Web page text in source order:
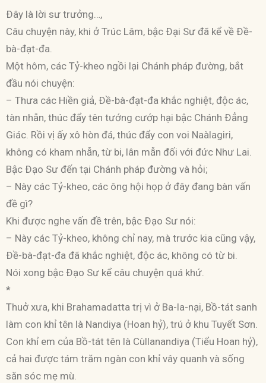
Ðây là lời sư trưởng…,
Câu chuyện này, khi ở Trúc Lâm, bậc Ðại Sư đã kể về Ðề-
bà-đạt-đa.
Một hôm, các Tỷ-kheo ngồi lại Chánh pháp đường, bắt
đầu nói chuyện:
– Thưa các Hiền giả, Ðề-bà-đạt-đa khắc nghiệt, độc ác,
tàn nhẫn, thúc đẩy tên tướng cướp hại bậc Chánh Ðẳng
Giác. Rồi vị ấy xô hòn đá, thúc đẩy con voi Naàlagiri,
không có kham nhẫn, từ bi, lân mẫn đối với đức Như Lai.
Bậc Ðạo Sư đến tại Chánh pháp đường và hỏi;
– Này các Tỷ-kheo, các ông hội họp ở đây đang bàn vấn
đề gì?
Khi được nghe vấn đề trên, bậc Ðạo Sư nói:
– Này các Tỷ-kheo, không chỉ nay, mà trước kia cũng vậy,
Ðề-bà-đạt-đa đã khắc nghiệt, độc ác, không có từ bi.
Nói xong bậc Ðạo Sư kể câu chuyện quá khứ.
*
Thuở xưa, khi Brahamadatta trị vì ở Ba-la-nại, Bồ-tát sanh
làm con khỉ tên là Nandiya (Hoan hỷ), trú ở khu Tuyết Sơn.
Con khỉ em của Bồ-tát tên là Cùllanandiya (Tiểu Hoan hỷ),
cả hai được tám trăm ngàn con khỉ vây quanh và sống
săn sóc mẹ mù.